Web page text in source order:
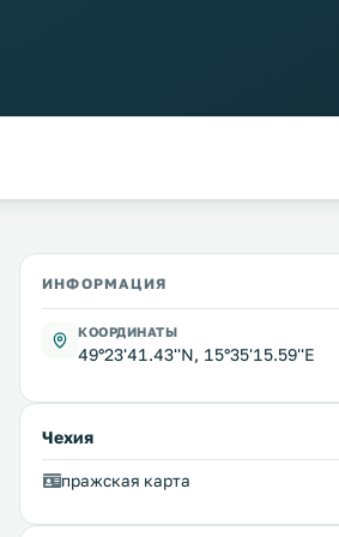
ИНФОРМАЦИЯ
КООРДИНАТЫ
49°23'41.43''N, 15°35'15.59''E
Чехия
пражская карта